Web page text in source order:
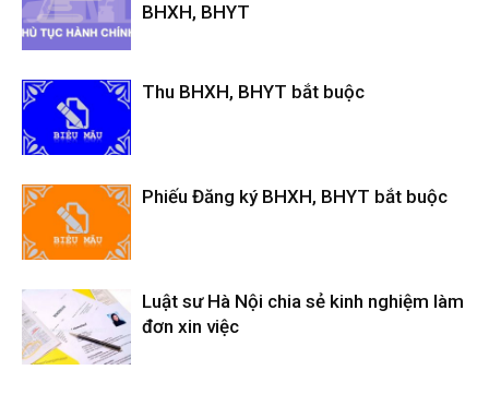
BHXH, BHYT
Thu BHXH, BHYT bắt buộc
Phiếu Đăng ký BHXH, BHYT bắt buộc
Luật sư Hà Nội chia sẻ kinh nghiệm làm
đơn xin việc